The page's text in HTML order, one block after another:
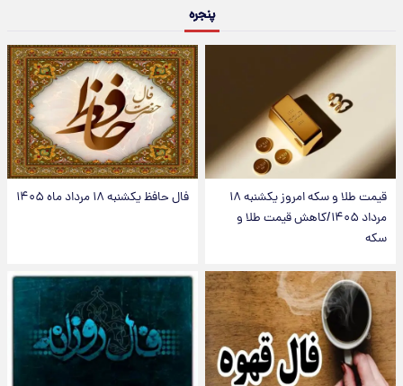
پنجره
قیمت طلا و سکه امروز یکشنبه ۱۸
مرداد ۱۴۰۵/کاهش قیمت طلا و
سکه
فال حافظ یکشنبه ۱۸ مرداد ماه ۱۴۰۵